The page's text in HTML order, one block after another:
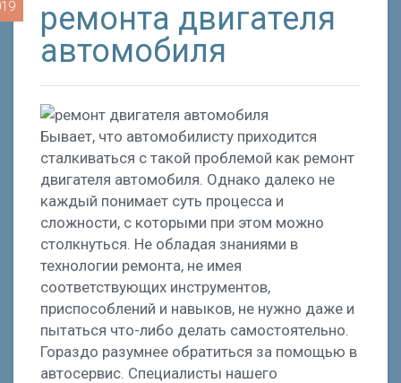
ремонта двигателя
автомобиля
Бывает, что автомобилисту приходится
сталкиваться с такой проблемой как ремонт
двигателя автомобиля. Однако далеко не
каждый понимает суть процесса и
сложности, с которыми при этом можно
столкнуться. Не обладая знаниями в
технологии ремонта, не имея
соответствующих инструментов,
приспособлений и навыков, не нужно даже и
пытаться что-либо делать самостоятельно.
Гораздо разумнее обратиться за помощью в
автосервис. Специалисты нашего